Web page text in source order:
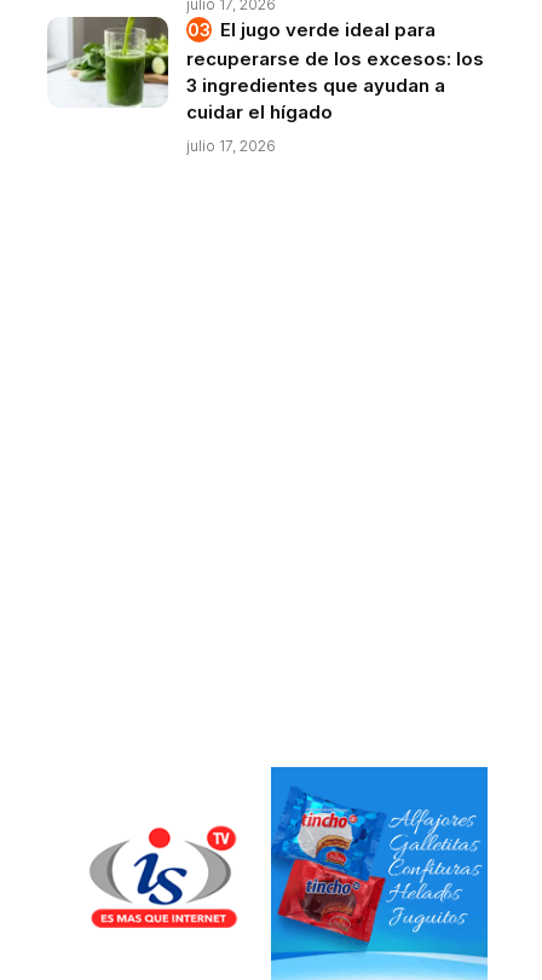
julio 17, 2026
El jugo verde ideal para
recuperarse de los excesos: los
3 ingredientes que ayudan a
cuidar el hígado
julio 17, 2026